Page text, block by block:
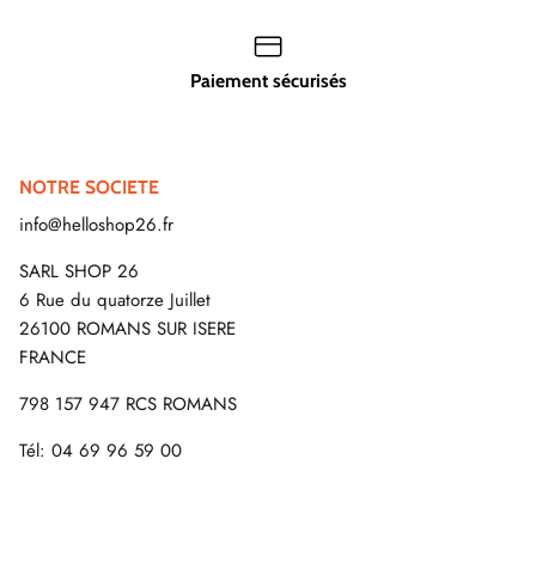
Paiement sécurisés
NOTRE SOCIETE
info@helloshop26.fr
SARL SHOP 26
6 Rue du quatorze Juillet
26100 ROMANS SUR ISERE
FRANCE
798 157 947 RCS ROMANS
Tél: 04 69 96 59 00